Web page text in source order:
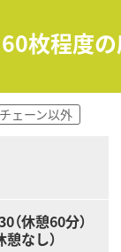
枚程度
ェーン以外
（休憩60分）
憩なし）